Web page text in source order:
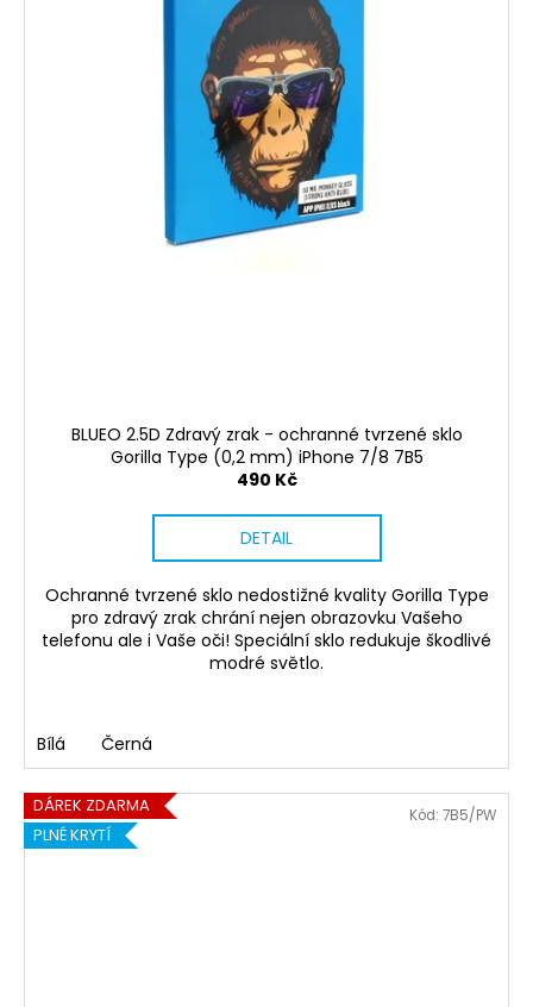
BLUEO 2.5D Zdravý zrak - ochranné tvrzené sklo
Gorilla Type (0,2 mm) iPhone 7/8 7B5
490 Kč
DETAIL
Ochranné tvrzené sklo nedostižné kvality Gorilla Type
pro zdravý zrak chrání nejen obrazovku Vašeho
telefonu ale i Vaše oči! Speciální sklo redukuje škodlivé
modré světlo.
Bílá Černá
DÁREK ZDARMA
PLNÉ KRYTÍ
Kód: 7B5/PW